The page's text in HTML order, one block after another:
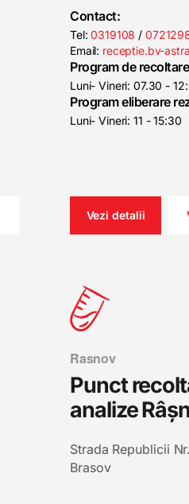
Contact:
Tel:0319108 /
Email: receptie.bv-
Program de recoltare
Luni- Vineri: 07.30 -
Program eliberare
Luni- Vineri: 11 - 15:30
Vezi detalii
Rasnov
Punct
analize
Strada Republicii
Brasov